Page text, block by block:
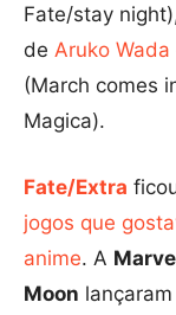
Fate/stay
de Aruko Wada
(March comes
Magica).
Fate/Extra
jogos que
anime. A
Moon lançaram